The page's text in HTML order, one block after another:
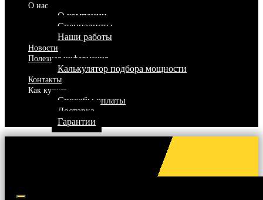
О нас
О компании
Специалисты
Наши работы
Новости
Полезная информация
Калькулятор подбора мощности
Контакты
Как купить
Способы оплаты
Доставка
Гарантии